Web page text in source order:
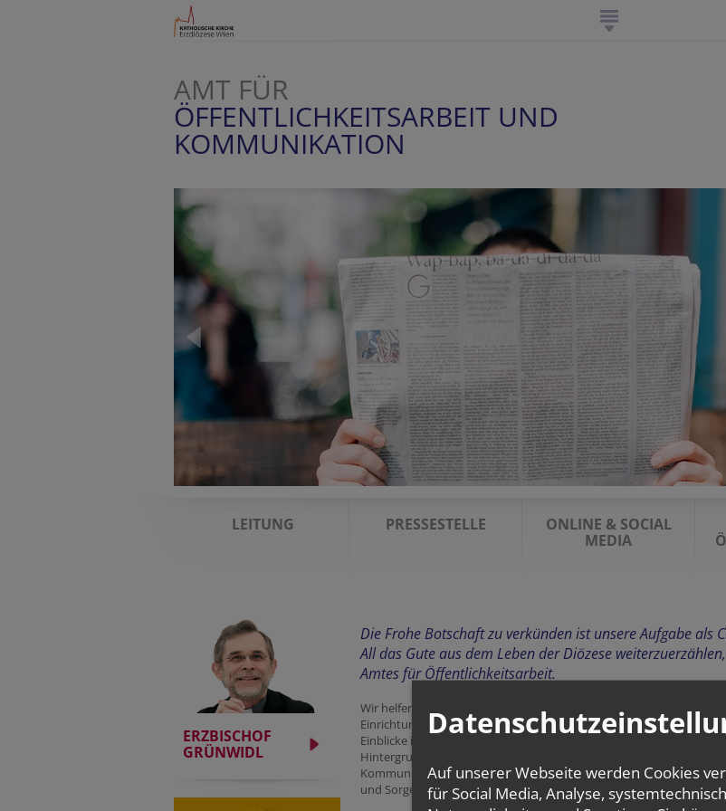
AMT FÜR
ÖFFENTLICHKEITSARBEIT UND
KOMMUNIKATION
LEITUNG PRESSESTELLE
ONLINE & SOCIAL
MEDIA
ERZBISCHOF
GRÜNWIDL
Die Frohe Botschaft zu verkünden ist unsere Aufgabe als
All das Gute aus dem Leben der Diözese
Amtes für Öffentlichkeitsarbeit.
Wir helfen mit, nach außen zu tragen, was in den über 600 Pfarren
Einrichtungen der Erzdiözese Wien passiert. In Text, Bild und
Einblicke in unsere Diözese, berichten über Neuigkeiten und liefern
Hintergrundinformationen zu aktuellen Themen. Wir unterstützen
Kommunikation nach außen und haben ein offenes Ohr für alle, die
und Sorgen weitergeben möchten.
Auf unserer Webseite werden Cookies
für Social Media, Analyse,